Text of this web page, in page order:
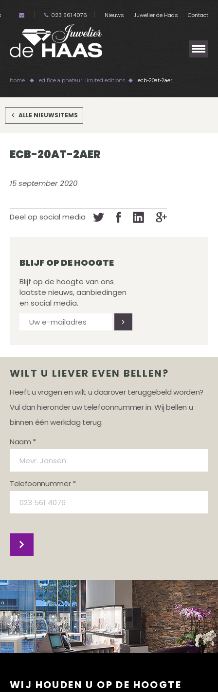
023 561 4076 Nieuws Juwelier de Haas Contact
home edifice alphatauri limited editions ecb-20at-2aer
ALLE NIEUWSITEMS
ECB-20AT-2AER
15 september 2020
Deel op social media
BLIJF OP DE HOOGTE
Blijf op de hoogte van ons
laatste nieuws, aanbiedingen
en social media.
WILT U LIEVER EVEN BELLEN?
Heeft u vragen en wilt u daarover teruggebeld worden?
Vul dan hieronder uw telefoonnummer in. Wij bellen u
binnen één werkdag terug.
Naam *
Telefoonnummer *
WIJ HOUDEN U OP DE HOOGTE